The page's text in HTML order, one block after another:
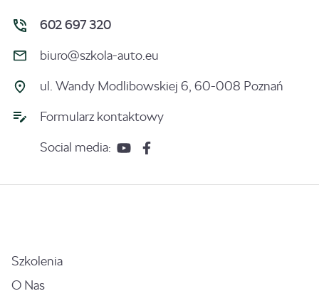
602 697 320
biuro@szkola-auto.eu
ul. Wandy Modlibowskiej 6, 60-008 Poznań
Formularz kontaktowy
Social media:
Szkolenia
O Nas